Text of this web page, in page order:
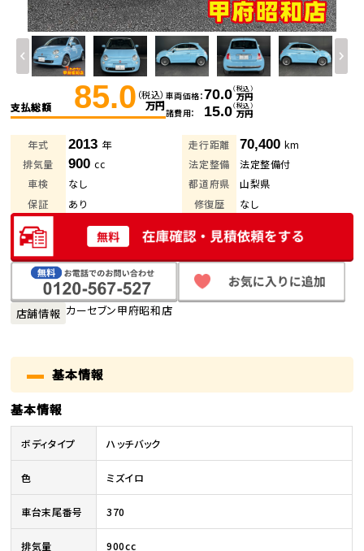
支払総額 85.0 （税込）
万円
車両価格 70.0（税込）
万円
諸費用
15.0（税込）
万円
年式 2013 年 走行距離 70,400 km
排気量
900cc 法定整備
法定整備付
車検
なし 都道府県
山梨県
保証
あり 修復歴 なし
店舗情報 カーセブン甲府昭和店
基本情報
基本情報
ボディタイプ ハッチバック
色 ミズイロ
車台末尾番号 370
排気量 900cc